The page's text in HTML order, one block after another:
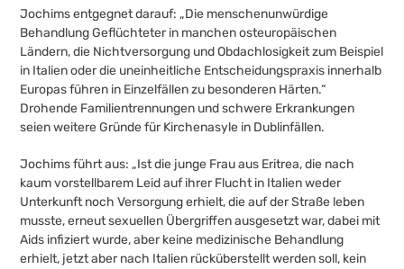
Jochims entgegnet darauf: „Die menschenunwürdige
Behandlung Geflüchteter in manchen osteuropäischen
Ländern, die Nichtversorgung und Obdachlosigkeit zum Beispiel
in Italien oder die uneinheitliche Entscheidungspraxis innerhalb
Europas führen in Einzelfällen zu besonderen Härten.“
Drohende Familientrennungen und schwere Erkrankungen
seien weitere Gründe für Kirchenasyle in Dublinfällen.
Jochims führt aus: „Ist die junge Frau aus Eritrea, die nach
kaum vorstellbarem Leid auf ihrer Flucht in Italien weder
Unterkunft noch Versorgung erhielt, die auf der Straße leben
musste, erneut sexuellen Übergriffen ausgesetzt war, dabei mit
Aids infiziert wurde, aber keine medizinische Behandlung
erhielt, jetzt aber nach Italien rücküberstellt werden soll, kein